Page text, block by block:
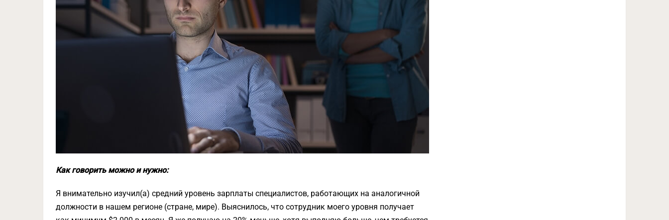
Как говорить можно и нужно:
Я внимательно изучил(а) средний уровень зарплаты специалистов, работающих на аналогичной
должности в нашем регионе (стране, мире). Выяснилось, что сотрудник моего уровня получает